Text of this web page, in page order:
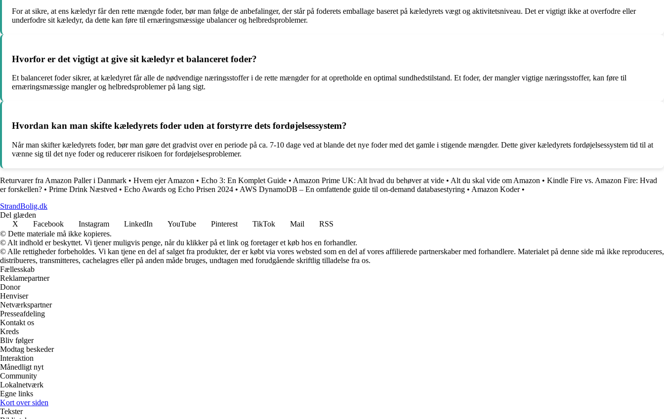
For at sikre, at ens kæledyr får den rette mængde foder, bør man følge de anbefalinger, der står på foderets emballage baseret på kæledyrets vægt og aktivitetsniveau. Det er vigtigt ikke at overfodre eller
underfodre sit kæledyr, da dette kan føre til ernæringsmæssige ubalancer og helbredsproblemer.
Hvorfor er det vigtigt at give sit kæledyr et balanceret foder?
Et balanceret foder sikrer, at kæledyret får alle de nødvendige næringsstoffer i de rette mængder for at opretholde en optimal sundhedstilstand. Et foder, der mangler vigtige næringsstoffer, kan føre til
ernæringsmæssige mangler og helbredsproblemer på lang sigt.
Hvordan kan man skifte kæledyrets foder uden at forstyrre dets fordøjelsessystem?
Når man skifter kæledyrets foder, bør man gøre det gradvist over en periode på ca. 7-10 dage ved at blande det nye foder med det gamle i stigende mængder. Dette giver kæledyrets fordøjelsessystem tid til at
vænne sig til det nye foder og reducerer risikoen for fordøjelsesproblemer.
Returvarer fra Amazon Paller i Danmark • Hvem ejer Amazon • Echo 3: En Komplet Guide • Amazon Prime UK: Alt hvad du behøver at vide • Alt du skal vide om Amazon • Kindle Fire vs. Amazon Fire: Hvad
er forskellen? • Prime Drink Næstved • Echo Awards og Echo Prisen 2024 • AWS DynamoDB – En omfattende guide til on-demand databasestyring • Amazon Koder•
StrandBolig.dk
Del glæden
X
Facebook Instagram LinkedIn YouTube Pinterest TikTok Mail
RSS
© Dette materiale må ikke kopieres.
© Alt indhold er beskyttet. Vi tjener muligvis penge, når du klikker på et link og foretager et køb hos en forhandler.
© Alle rettigheder forbeholdes. Vi kan tjene en del af salget fra produkter, der er købt via vores websted som en del af vores affilierede partnerskaber med forhandlere. Materialet på denne side må ikke reproduceres,
distribueres, transmitteres, cachelagres eller på anden måde bruges, undtagen med forudgående skriftlig tilladelse fra os.
Fællesskab
Reklamepartner
Donor
Henviser
Netværkspartner
Presseafdeling
Kontakt os
Kreds
Bliv følger
Modtag beskeder
Interaktion
Månedligt nyt
Community
Lokalnetværk
Egne links
Kort over siden
Tekster